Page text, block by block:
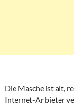
Die Masche ist alt,
Internet-Anbieter